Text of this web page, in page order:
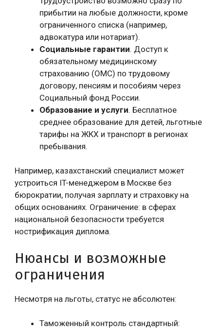
прибытии на любые должности, кроме
ограниченного списка (например,
адвокатура или нотариат).
Социальные гарантии. Доступ к
обязательному медицинскому
страхованию (ОМС) по трудовому
договору, пенсиям и пособиям через
Социальный фонд России.
Образование и услуги. Бесплатное
среднее образование для детей, льготные
тарифы на ЖКХ и транспорт в регионах
пребывания.
Например, казахстанский специалист может
устроиться IT-менеджером в Москве без
бюрократии, получая зарплату и страховку на
общих основаниях. Ограничение: в сферах
национальной безопасности требуется
нострификация диплома.
Нюансы и возможные
ограничения
Несмотря на льготы, статус не абсолютен:
Таможенный контроль стандартный: